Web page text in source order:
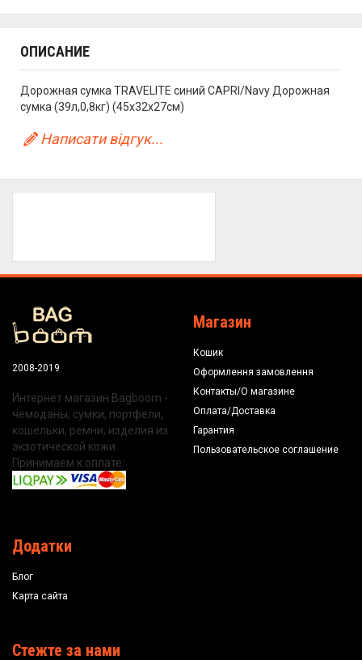
ОПИСАНИЕ
Дорожная сумка TRAVELITE синий CAPRI/Navy Дорожная
сумка (39л,0,8кг) (45x32x27см)
Написати відгук...
2008-2019
Интернет магазин Bagboom -
чемоданы, сумки, портфели,
кошельки, ремни, изделия из
экзотической кожи.
Принимаем к оплате:
Магазин
Кошик
Оформлення замовлення
Контакты/О магазине
Оплата/Доставка
Гарантия
Пользовательское соглашение
Додатки
Блог
Карта сайта
Стежте за нами